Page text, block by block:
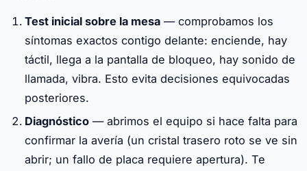
Test inicial sobre la mesa — comprobamos los
síntomas exactos contigo delante: enciende, hay
táctil, llega a la pantalla de bloqueo, hay sonido de
llamada, vibra. Esto evita decisiones equivocadas
posteriores.
Diagnóstico — abrimos el equipo si hace falta para
confirmar la avería (un cristal trasero roto se ve sin
abrir; un fallo de placa requiere apertura). Te